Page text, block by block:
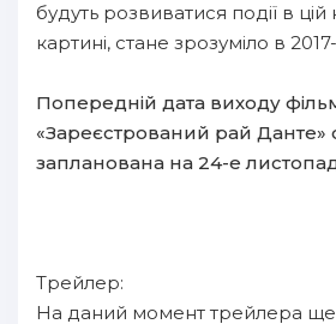
будуть розвиватися події в цій
картині, стане зрозуміло в
Попередній дата виходу
«Зареєстрований рай Данте»
запланована на 24-е
Трейлер:
На даний момент трейлера